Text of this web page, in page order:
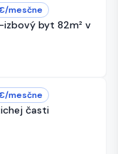
mesčne
izbový byt 82m² v
mesčne
časti